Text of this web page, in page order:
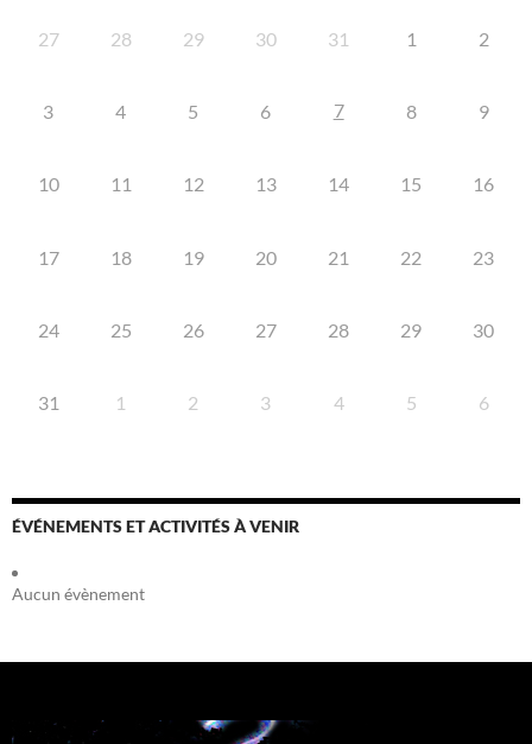
27 28 29 30 31 1 2
3 4 5 6 7 8 9
10 11 12 13 14 15 16
17 18 19 20 21 22 23
24 25 26 27 28 29 30
31 1 2 3 4 5 6
ÉVÉNEMENTS ET ACTIVITÉS À VENIR
Aucun évènement